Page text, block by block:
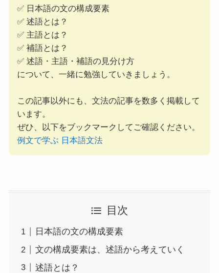
✅ 日本語の文の構成要素
✅ 述語とは？
✅ 主語とは？
✅ 補語とは？
✅ 述語・主語・補語の見分け方
について、一緒に勉強していきましょう。
この記事以外にも、文法の記事を数多く掲載して
います。
ぜひ、以下をブックマークしてご確認ください。
例文で学ぶ 日本語文法
目次
日本語の文の構成要素
文の構成要素は、述語から考えていく
述語とは？